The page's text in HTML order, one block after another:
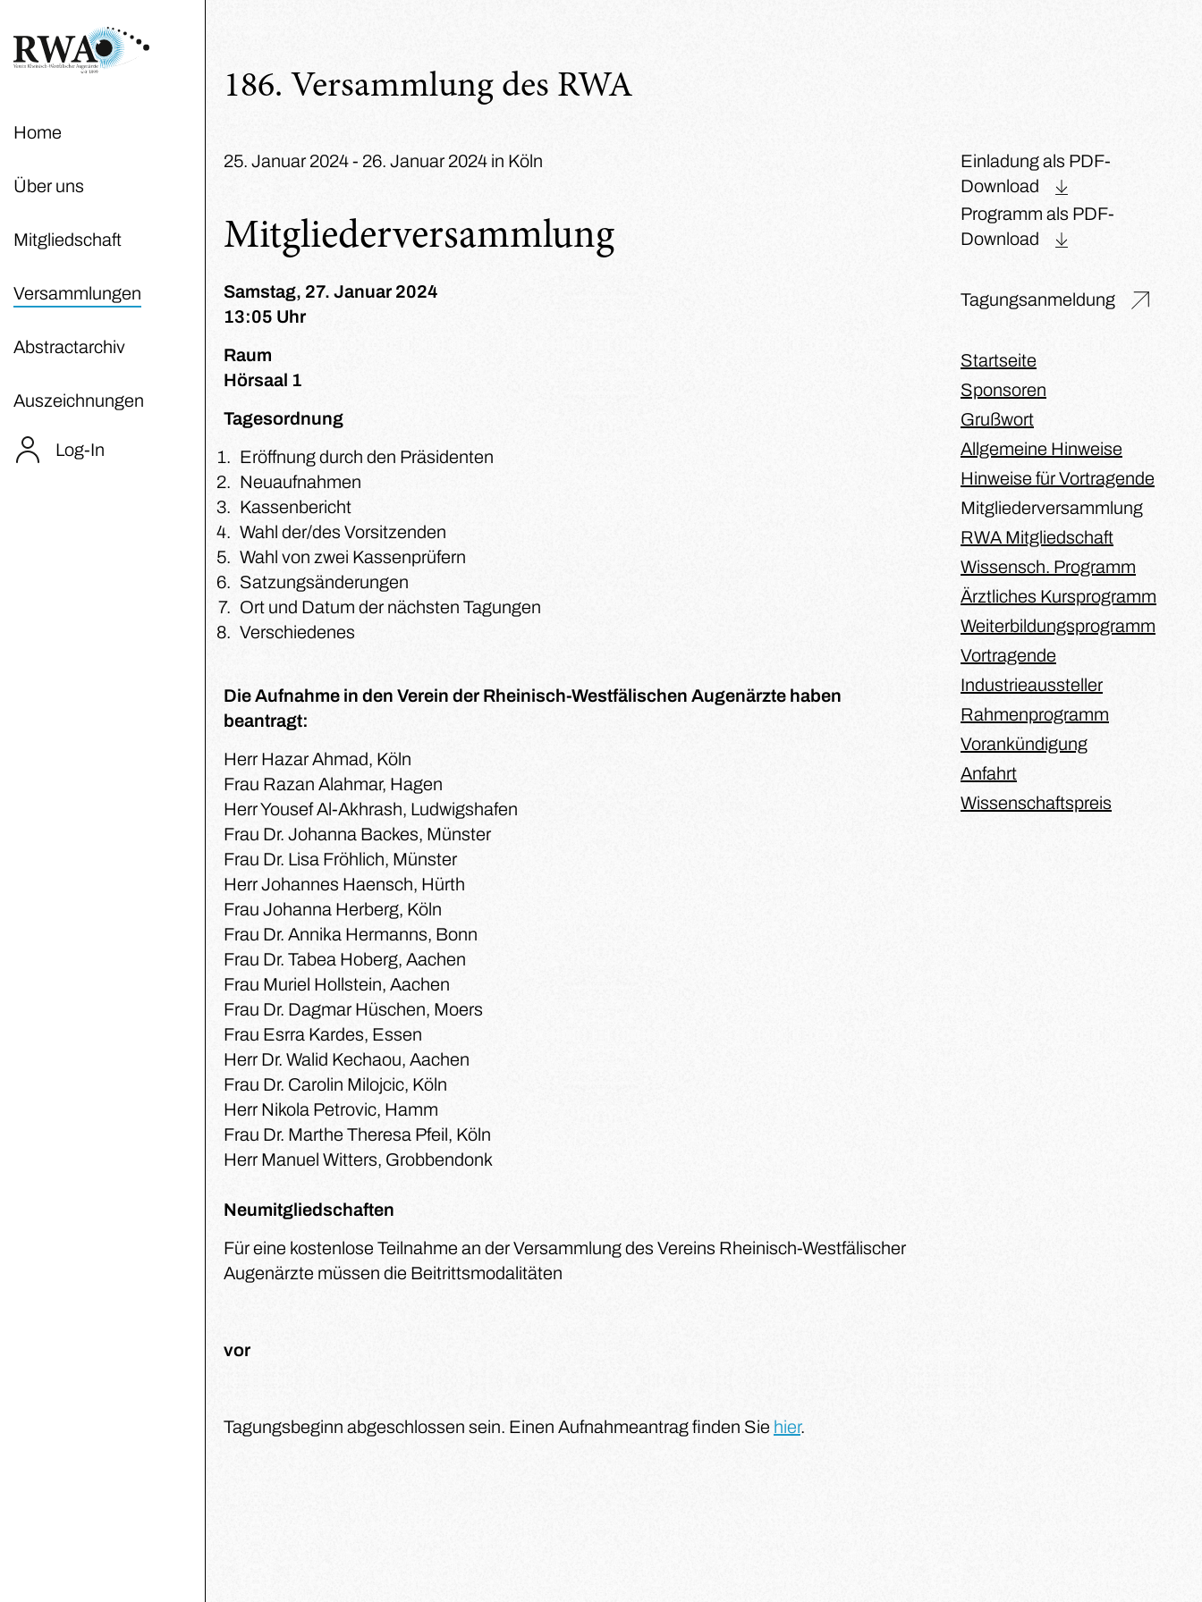
Home
Über uns
Mitgliedschaft
Versammlungen
Abstractarchiv
Auszeichnungen
Log-In
186. Versammlung des RWA
25. Januar 2024 - 26. Januar 2024 in Köln
Mitgliederversammlung
Samstag, 27. Januar 2024
13:05 Uhr
Raum
Hörsaal 1
Tagesordnung
Eröffnung durch den Präsidenten
Neuaufnahmen
Kassenbericht
Wahl der/des Vorsitzenden
Wahl von zwei Kassenprüfern
Satzungsänderungen
Ort und Datum der nächsten Tagungen
Verschiedenes
Die Aufnahme in den Verein der Rheinisch-Westfälischen Augenärzte haben
beantragt:
Herr Hazar Ahmad, Köln
Frau Razan Alahmar, Hagen
Herr Yousef Al-Akhrash, Ludwigshafen
Frau Dr. Johanna Backes, Münster
Frau Dr. Lisa Fröhlich, Münster
Herr Johannes Haensch, Hürth
Frau Johanna Herberg, Köln
Frau Dr. Annika Hermanns, Bonn
Frau Dr. Tabea Hoberg, Aachen
Frau Muriel Hollstein, Aachen
Frau Dr. Dagmar Hüschen, Moers
Frau Esrra Kardes, Essen
Herr Dr. Walid Kechaou, Aachen
Frau Dr. Carolin Milojcic, Köln
Herr Nikola Petrovic, Hamm
Frau Dr. Marthe Theresa Pfeil, Köln
Herr Manuel Witters, Grobbendonk
Neumitgliedschaften
Für eine kostenlose Teilnahme an der Versammlung des Vereins Rheinisch-Westfälischer
Augenärzte müssen die Beitrittsmodalitäten
vor
Tagungsbeginn abgeschlossen sein. Einen Aufnahmeantrag finden Sie hier.
Einladung als PDF-
Download
Programm als PDF-
Download
Tagungsanmeldung
Startseite
Sponsoren
Grußwort
Allgemeine Hinweise
Hinweise für Vortragende
Mitgliederversammlung
RWA Mitgliedschaft
Wissensch. Programm
Ärztliches Kursprogramm
Weiterbildungsprogramm
Vortragende
Industrieaussteller
Rahmenprogramm
Vorankündigung
Anfahrt
Wissenschaftspreis